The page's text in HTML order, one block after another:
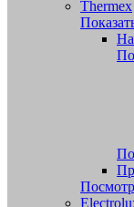
Thermex